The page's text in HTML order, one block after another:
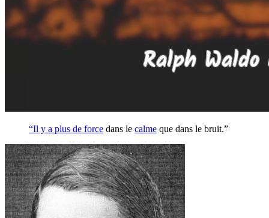
“Il y a plus de force dans le calme que dans le bruit.”